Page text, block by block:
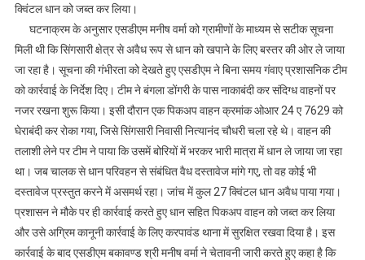
क्विंटल धान को जब्त कर लिया।
घटनाक्रम के अनुसार एसडीएम मनीष वर्मा को ग्रामीणों के माध्यम से सटीक सूचना
मिली थी कि सिंगसारी क्षेत्र से अवैध रूप से धान को खपाने के लिए बस्तर की ओर ले जाया
जा रहा है। सूचना की गंभीरता को देखते हुए एसडीएम ने बिना समय गंवाए प्रशासनिक टीम
को कार्रवाई के निर्देश दिए। टीम ने बंगला डोंगरी के पास नाकाबंदी कर संदिग्ध वाहनों पर
नजर रखना शुरू किया। इसी दौरान एक पिकअप वाहन क्रमांक ओआर 24 ए 7629 को
घेराबंदी कर रोका गया, जिसे सिंगसारी निवासी नित्यानंद चौधरी चला रहे थे। वाहन की
तलाशी लेने पर टीम ने पाया कि उसमें बोरियों में भरकर भारी मात्रा में धान ले जाया जा रहा
था। जब चालक से धान परिवहन से संबंधित वैध दस्तावेज मांगे गए, तो वह कोई भी
दस्तावेज प्रस्तुत करने में असमर्थ रहा। जांच में कुल 27 क्विंटल धान अवैध पाया गया।
प्रशासन ने मौके पर ही कार्रवाई करते हुए धान सहित पिकअप वाहन को जब्त कर लिया
और उसे अग्रिम कानूनी कार्रवाई के लिए करपावंड थाना में सुरक्षित रखवा दिया है। इस
कार्रवाई के बाद एसडीएम बकावण्ड श्री मनीष वर्मा ने चेतावनी जारी करते हुए कहा है कि